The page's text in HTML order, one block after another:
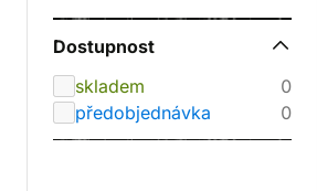
Dostupnost
skladem
0
předobjednávka
0